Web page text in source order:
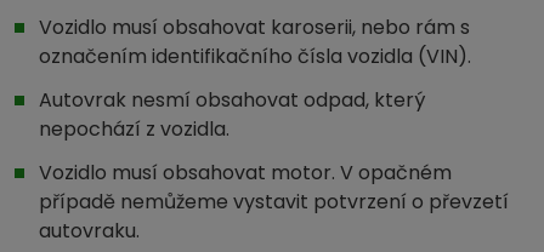
Vozidlo musí obsahovat karoserii, nebo rám s
označením identifikačního čísla vozidla (VIN).
Autovrak nesmí obsahovat odpad, který
nepochází z vozidla.
Vozidlo musí obsahovat motor. V opačném
případě nemůžeme vystavit potvrzení o převzetí
autovraku.